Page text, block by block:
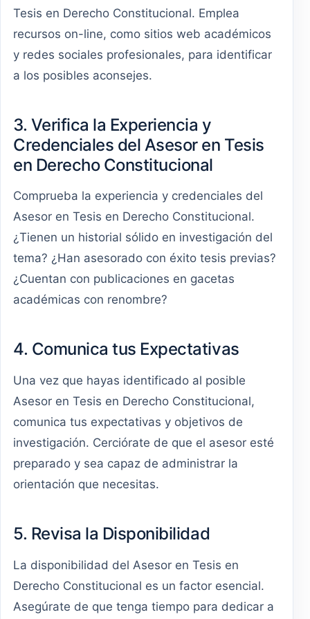
Tesis en Derecho Constitucional. Emplea
recursos on-line, como sitios web académicos
y redes sociales profesionales, para identificar
a los posibles aconsejes.
3. Verifica la Experiencia y
Credenciales del Asesor en Tesis
en Derecho Constitucional
Comprueba la experiencia y credenciales del
Asesor en Tesis en Derecho Constitucional.
¿Tienen un historial sólido en investigación del
tema? ¿Han asesorado con éxito tesis previas?
¿Cuentan con publicaciones en gacetas
académicas con renombre?
4. Comunica tus Expectativas
Una vez que hayas identificado al posible
Asesor en Tesis en Derecho Constitucional,
comunica tus expectativas y objetivos de
investigación. Cerciórate de que el asesor esté
preparado y sea capaz de administrar la
orientación que necesitas.
5. Revisa la Disponibilidad
La disponibilidad del Asesor en Tesis en
Derecho Constitucional es un factor esencial.
Asegúrate de que tenga tiempo para dedicar a